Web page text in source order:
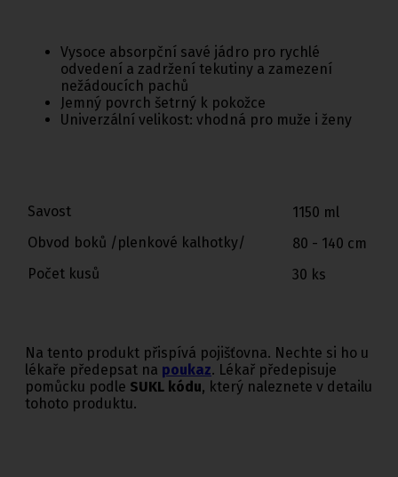
Vysoce absorpční savé jádro pro rychlé
odvedení a zadržení tekutiny a zamezení
nežádoucích pachů
Jemný povrch šetrný k pokožce
Univerzální velikost: vhodná pro muže i ženy
Savost
1150 ml
Obvod boků /plenkové kalhotky/
80 - 140 cm
Počet kusů
30 ks
Na tento produkt přispívá pojišťovna. Nechte si ho u
lékaře předepsat na poukaz. Lékař předepisuje
pomůcku podle SUKL kódu, který naleznete v detailu
tohoto produktu.